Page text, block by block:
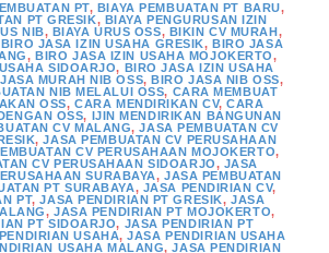
PT, BIAYA PEMBUATAN PT BARU,
PT GRESIK, BIAYA PENGURUSAN IZIN
NIB, BIAYA URUS OSS, BIKIN CV MURAH ,
BIRO JASA IZIN USAHA GRESIK, BIRO JASA
, BIRO JASA IZIN USAHA MOJOKERTO,
SIDOARJO, BIRO JASA IZIN USAHA
MURAH NIB OSS, BIRO JASA NIB OSS,
NIB MELALUI OSS, CARA MEMBUAT
OSS,CARA MENDIRIKAN CV,CARA
OSS,
IJIN MENDIRIKAN BANGUNAN
CV MALANG,JASA PEMBUATAN CV
,JASA PEMBUATAN CV PERUSAHAAN
CV PERUSAHAAN MOJOKERTO,
CV PERUSAHAAN SIDOARJO, JASA
SURABAYA,JASA PEMBUATAN
PT SURABAYA, JASA PENDIRIAN CV,
PT,JASA PENDIRIAN PT GRESIK, JASA
,JASA PENDIRIAN PT MOJOKERTO,
PT SIDOARJO, JASA PENDIRIAN PT
USAHA,JASA PENDIRIAN USAHA
USAHA MALANG,JASA PENDIRIAN